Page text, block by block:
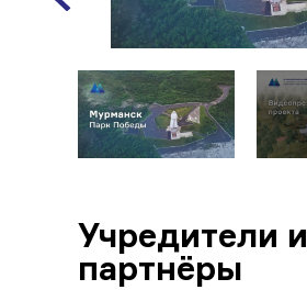
Учредители и
партнёры